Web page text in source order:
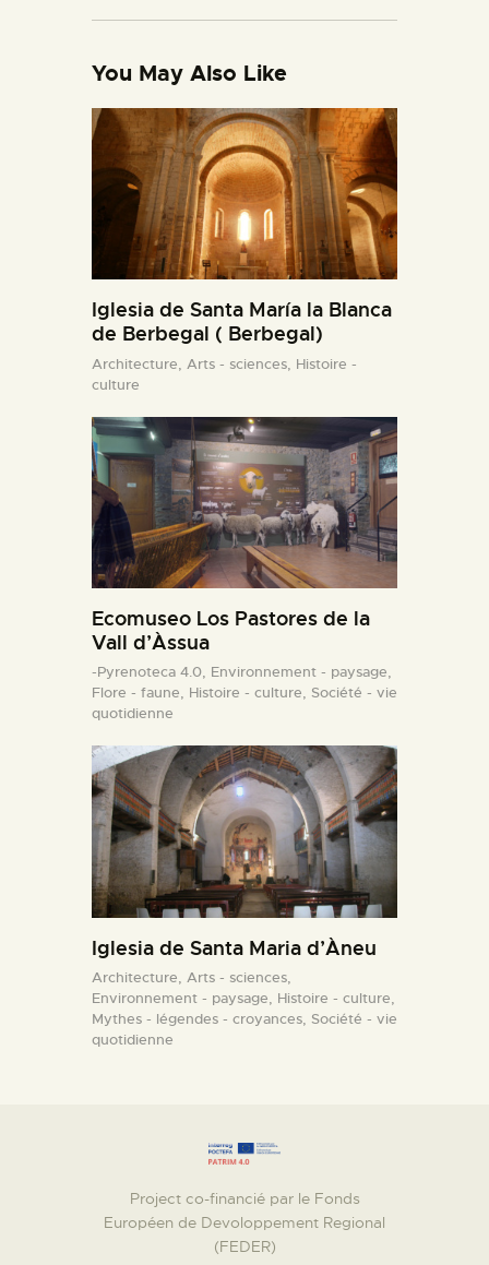
You May Also Like
Iglesia de Santa María la Blanca
de Berbegal ( Berbegal)
Architecture, Arts - sciences, Histoire -
culture
Ecomuseo Los Pastores de la
Vall d’Àssua
-Pyrenoteca 4.0, Environnement - paysage,
Flore - faune, Histoire - culture, Société - vie
quotidienne
Iglesia de Santa Maria d’Àneu
Architecture, Arts - sciences,
Environnement - paysage, Histoire - culture,
Mythes - légendes - croyances, Société - vie
quotidienne
Project co-financié par le Fonds
Européen de Devoloppement Regional
(FEDER)